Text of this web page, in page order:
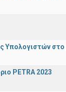
Υπολογιστών
PETRA 2023